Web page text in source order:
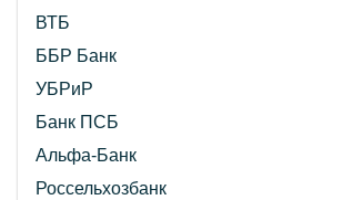
ВТБ
ББР Банк
УБРиР
Банк ПСБ
Альфа-Банк
Россельхозбанк